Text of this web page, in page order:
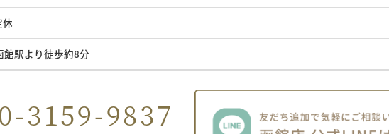
館駅より徒歩約8分
3159-9837